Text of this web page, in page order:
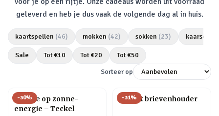
geleverd en heb je dus vaak de volgende dag al in huis.
kaartspellen (46) mokken (42) sokken (23) kaarsen
Sale Tot €10 Tot €20 Tot €50
Sorteer op
-30%
Hondje op zonne-
energie – Teckel
-31%
Olifant brievenhouder